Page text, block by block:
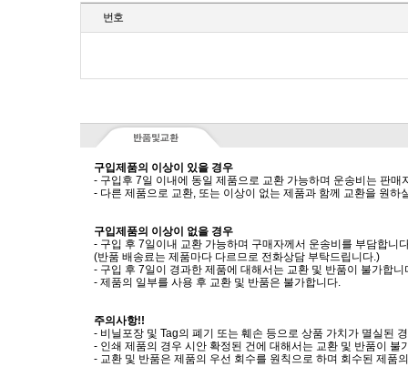
번호
구입제품의 이상이 있을 경우
- 구입후 7일 이내에 동일 제품으로 교환 가능하며 운송비는 판매
- 다른 제품으로 교환, 또는 이상이 없는 제품과 함께 교환을 원하
구입제품의 이상이 없을 경우
- 구입 후 7일이내 교환 가능하며 구매자께서 운송비를 부담합니
(반품 배송료는 제품마다 다르므로 전화상담 부탁드립니다.)
- 구입 후 7일이 경과한 제품에 대해서는 교환 및 반품이 불가합니
- 제품의 일부를 사용 후 교환 및 반품은 불가합니다.
주의사항!!
- 비닐포장 및 Tag의 폐기 또는 훼손 등으로 상품 가치가 멸실된
- 인쇄 제품의 경우 시안 확정된 건에 대해서는 교환 및 반품이 불
- 교환 및 반품은 제품의 우선 회수를 원칙으로 하며 회수된 제품